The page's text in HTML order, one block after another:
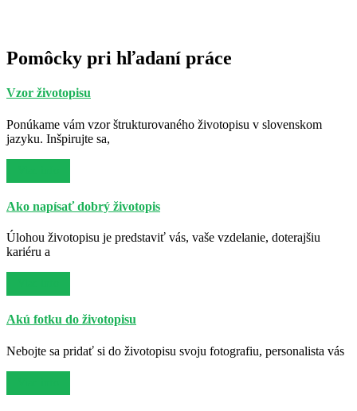
Pomôcky pri hľadaní práce
Vzor životopisu
Ponúkame vám vzor štrukturovaného životopisu v slovenskom
jazyku. Inšpirujte sa,
Ako napísať dobrý životopis
Úlohou životopisu je predstaviť vás, vaše vzdelanie, doterajšiu
kariéru a
Akú fotku do životopisu
Nebojte sa pridať si do životopisu svoju fotografiu, personalista vás